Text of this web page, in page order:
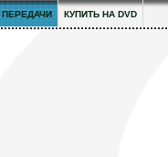
ПЕРЕДАЧИ КУПИТЬ НА DVD